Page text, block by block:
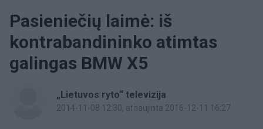
Pasieniečių laimė: iš
kontrabandininko atimtas
galingas BMW X5
„Lietuvos ryto“ televizija
2014-11-08 12:30, atnaujinta 2016-12-11 16:27